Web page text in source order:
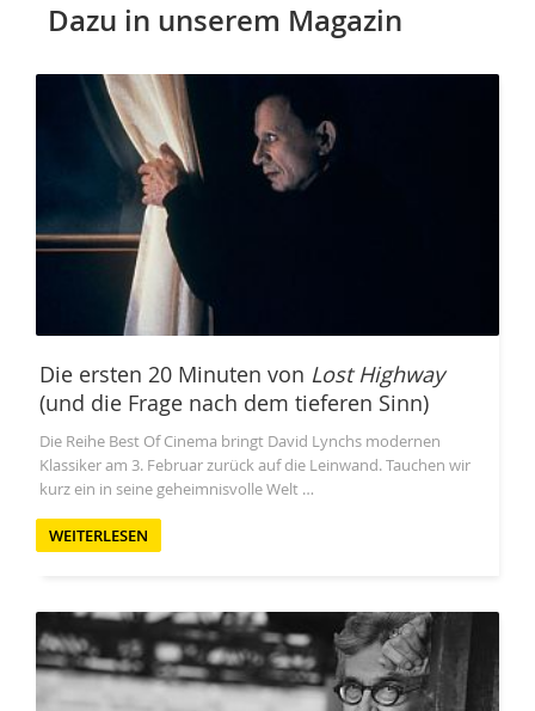
Dazu in unserem Magazin
Die ersten 20 Minuten von Lost Highway
(und die Frage nach dem tieferen Sinn)
Die Reihe Best Of Cinema bringt David Lynchs modernen
Klassiker am 3. Februar zurück auf die Leinwand. Tauchen wir
kurz ein in seine geheimnisvolle Welt …
WEITERLESEN